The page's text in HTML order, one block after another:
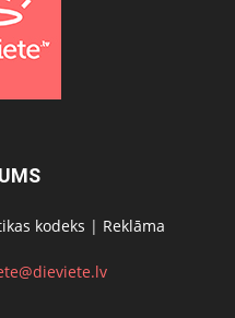
kodeks | Reklāma